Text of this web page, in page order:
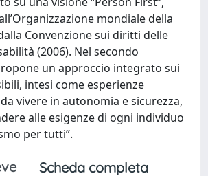
mondiale della
Convenzione sui diritti delle
(2006). Nel secondo
un approccio integrato sui
intesi come esperienze
vivere in autonomia e sicurezza,
alle esigenze di ogni individuo
per tutti”.
Scheda completa